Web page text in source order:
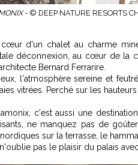
- © DEEP NATURE RESORTS
cœur d'un chalet au charme
déconnexion, au cœur de la
Bernard Ferrarire.
l'atmosphère sereine et
vitrées. Perché sur les
c'est aussi une
ne manquez pas de
sur la terrasse, le
pas le plaisir du palais